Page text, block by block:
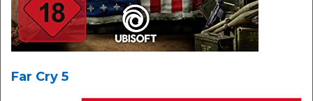
Far Cry 5